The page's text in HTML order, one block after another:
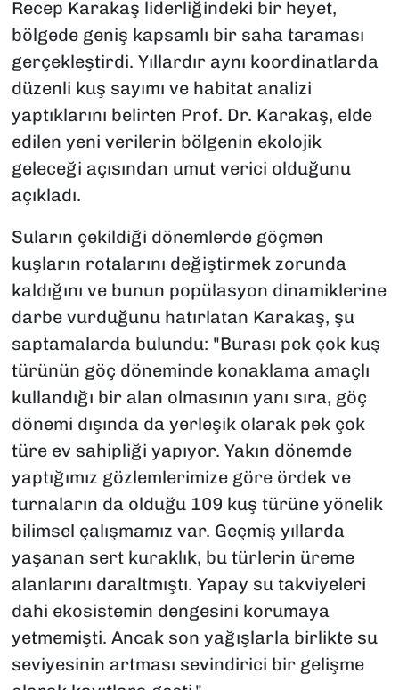
Recep Karakaş liderliğindeki bir heyet,
bölgede geniş kapsamlı bir saha taraması
gerçekleştirdi. Yıllardır aynı koordinatlarda
düzenli kuş sayımı ve habitat analizi
yaptıklarını belirten Prof. Dr. Karakaş, elde
edilen yeni verilerin bölgenin ekolojik
geleceği açısından umut verici olduğunu
açıkladı.
Suların çekildiği dönemlerde göçmen
kuşların rotalarını değiştirmek zorunda
kaldığını ve bunun popülasyon dinamiklerine
darbe vurduğunu hatırlatan Karakaş, şu
saptamalarda bulundu: "Burası pek çok kuş
türünün göç döneminde konaklama amaçlı
kullandığı bir alan olmasının yanı sıra, göç
dönemi dışında da yerleşik olarak pek çok
türe ev sahipliği yapıyor. Yakın dönemde
yaptığımız gözlemlerimize göre ördek ve
turnaların da olduğu 109 kuş türüne yönelik
bilimsel çalışmamız var. Geçmiş yıllarda
yaşanan sert kuraklık, bu türlerin üreme
alanlarını daraltmıştı. Yapay su takviyeleri
dahi ekosistemin dengesini korumaya
yetmemişti. Ancak son yağışlarla birlikte su
seviyesinin artması sevindirici bir gelişme